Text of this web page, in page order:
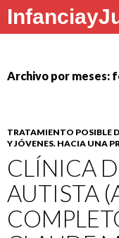
Buscar
Archivo por meses:
TRATAMIENTO POSIBLE
Y JÓVENES. HACIA UNA
CLÍNICA
AUTISTA